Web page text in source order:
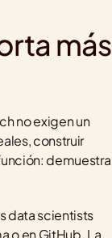
más
no exigen un
construir
demuestra
data scientists
o en GitHub. La